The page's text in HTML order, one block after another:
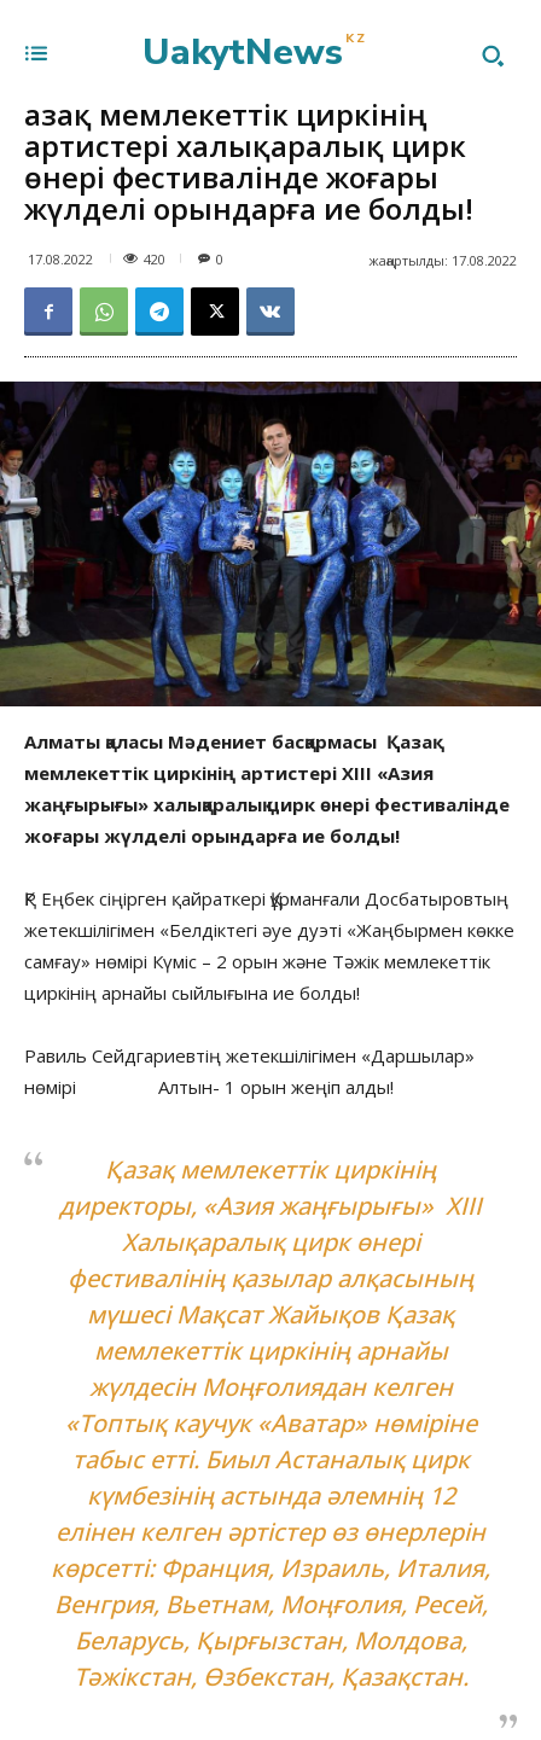
UakytNews KZ
Қазақ мемлекеттік циркінің
артистері халықаралық цирк
өнері фестивалінде жоғары
жүлделі орындарға ие болды!
17.08.2022 420 жаңартылды: 17.08.2022
0
Алматы қаласы Мәдениет басқармасы Қазақ
мемлекеттік циркінің артистері XIII «Азия
жаңғырығы» халықаралық цирк өнері фестивалінде
жоғары жүлделі орындарға ие болды!
ҚР Еңбек сіңірген қайраткері Құрманғали Досбатыровтың
жетекшілігімен «Белдіктегі әуе дуэті «Жаңбырмен көкке
самғау» нөмірі Күміс – 2 орын және Тәжік мемлекеттік
циркінің арнайы сыйлығына ие болды!
Равиль Сейдгариевтің жетекшілігімен «Даршылар»
нөмірі Алтын- 1 орын жеңіп алды!
Қазақ мемлекеттік циркінің
директоры, «Азия жаңғырығы» XIII
Халықаралық цирк өнері
фестивалінің қазылар алқасының
мүшесі Мақсат Жайықов Қазақ
мемлекеттік циркінің арнайы
жүлдесін Моңғолиядан келген
«Топтық каучук «Аватар» нөміріне
табыс етті. Биыл Астаналық цирк
күмбезінің астында әлемнің 12
елінен келген әртістер өз өнерлерін
көрсетті: Франция, Израиль, Италия,
Венгрия, Вьетнам, Моңғолия, Ресей,
Беларусь, Қырғызстан, Молдова,
Тәжікстан, Өзбекстан, Қазақстан.